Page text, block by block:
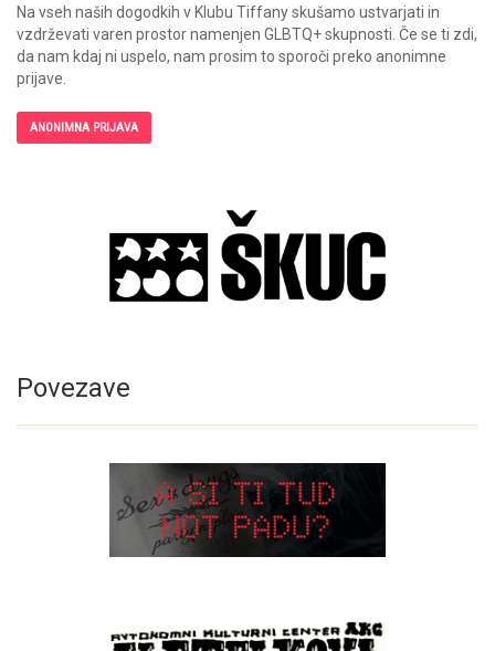
Na vseh naših dogodkih v Klubu Tiffany skušamo ustvarjati in
vzdrževati varen prostor namenjen GLBTQ+ skupnosti. Če se ti zdi,
da nam kdaj ni uspelo, nam prosim to sporoči preko anonimne
prijave.
ANONIMNA PRIJAVA
Povezave